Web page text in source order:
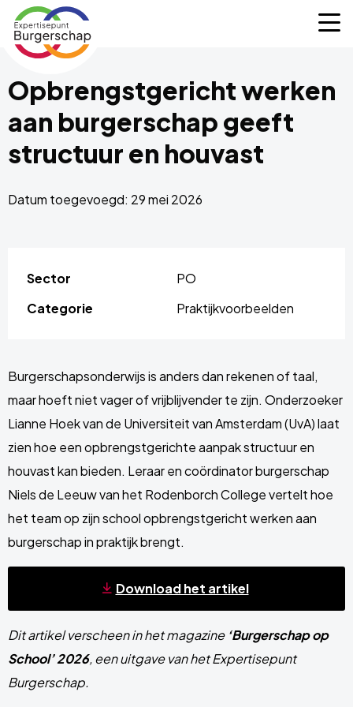
Expertisepunt
Burgerschap
Opbrengstgericht werken
aan burgerschap geeft
structuur en houvast
Datum toegevoegd: 29 mei 2026
Sector
PO
Categorie
Praktijkvoorbeelden
Burgerschapsonderwijs is anders dan rekenen of taal,
maar hoeft niet vager of vrijblijvender te zijn. Onderzoeker
Lianne Hoek van de Universiteit van Amsterdam (UvA) laat
zien hoe een opbrengstgerichte aanpak structuur en
houvast kan bieden. Leraar en coördinator burgerschap
Niels de Leeuw van het Rodenborch College vertelt hoe
het team op zijn school opbrengstgericht werken aan
burgerschap in praktijk brengt.
Download het artikel
Dit artikel verscheen in het magazine ‘Burgerschap op
School’ 2026, een uitgave van het Expertisepunt
Burgerschap.